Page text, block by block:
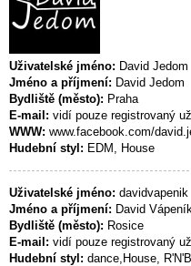
Uživatelské jméno: David Jedom
Jméno a příjmení: David Jedom
Bydliště (město): Praha
E-mail: vidí pouze registrovaný
WWW: www.facebook.com/
Hudební styl: EDM, House
Uživatelské jméno: davidvapenik
Jméno a příjmení: David
Bydliště (město): Rosice
E-mail: vidí pouze registrovaný
Hudební styl: dance,House, R'N'B